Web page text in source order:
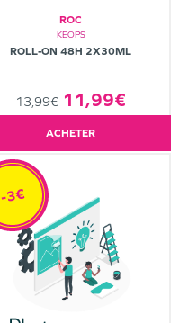
ROC
KEOPS
ROLL-ON 48H 2X30ML
13,99€ 11,99€
ACHETER
-3€